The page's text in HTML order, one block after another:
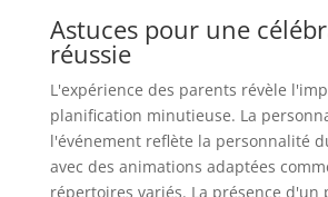
Astuces pour une
réussie
L'expérience des parents révèle
planification minutieuse. La
l'événement reflète la personnalité
avec des animations adaptées
répertoires variés. La présence d'un